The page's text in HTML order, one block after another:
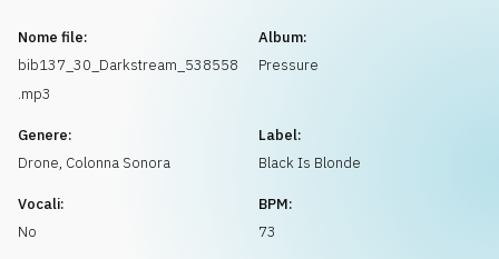
Playlist
Info
Nome file:
bib137_30_Darkstream_538558
.mp3
Album:
Pressure
Genere:
Drone, Colonna Sonora
Label:
Black Is Blonde
Vocali:
No
BPM:
73